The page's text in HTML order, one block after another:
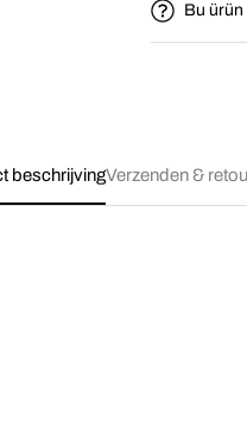
Bu ürün
beschrijvingVerzenden &